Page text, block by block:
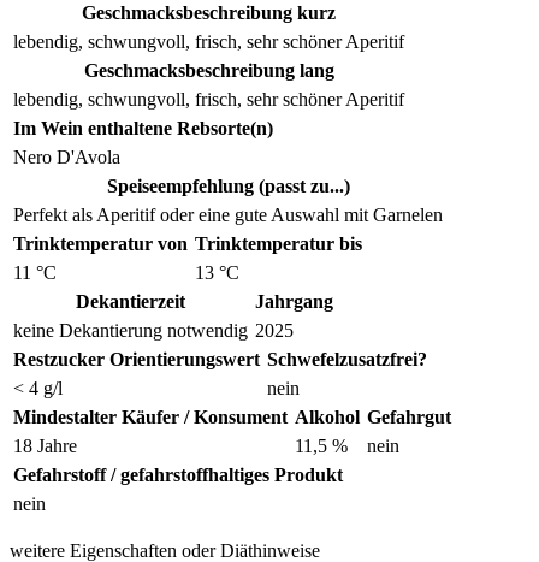
Geschmacksbeschreibung kurz
lebendig, schwungvoll, frisch, sehr schöner Aperitif
Geschmacksbeschreibung lang
lebendig, schwungvoll, frisch, sehr schöner Aperitif
Im Wein enthaltene Rebsorte(n)
Nero D'Avola
Speiseempfehlung (passt zu...)
Perfekt als Aperitif oder eine gute Auswahl mit Garnelen
Trinktemperatur von
11 °C
Trinktemperatur bis
13 °C
Dekantierzeit
keine Dekantierung notwendig
Jahrgang
2025
Restzucker Orientierungswert
< 4 g/l
Schwefelzusatzfrei?
nein
Mindestalter Käufer / Konsument
18 Jahre
Alkohol
11,5 %
Gefahrgut
nein
Gefahrstoff / gefahrstoffhaltiges Produkt
nein
weitere Eigenschaften oder Diäthinweise